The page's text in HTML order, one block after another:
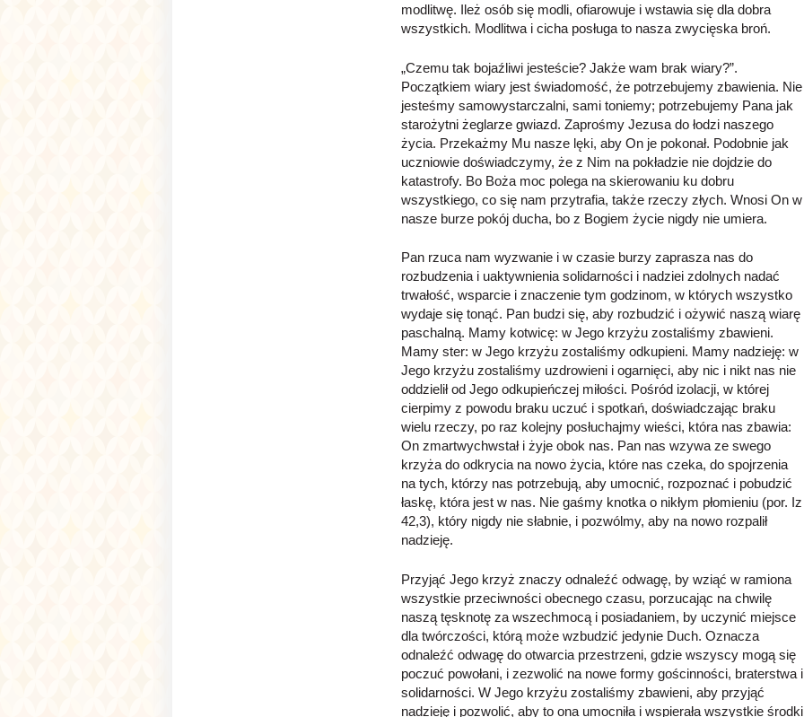
modlitwę. Ileż osób się modli, ofiarowuje i wstawia się dla dobra
wszystkich. Modlitwa i cicha posługa to nasza zwycięska broń.
„Czemu tak bojaźliwi jesteście? Jakże wam brak wiary?”.
Początkiem wiary jest świadomość, że potrzebujemy zbawienia. Nie
jesteśmy samowystarczalni, sami toniemy; potrzebujemy Pana jak
starożytni żeglarze gwiazd. Zaprośmy Jezusa do łodzi naszego
życia. Przekażmy Mu nasze lęki, aby On je pokonał. Podobnie jak
uczniowie doświadczymy, że z Nim na pokładzie nie dojdzie do
katastrofy. Bo Boża moc polega na skierowaniu ku dobru
wszystkiego, co się nam przytrafia, także rzeczy złych. Wnosi On w
nasze burze pokój ducha, bo z Bogiem życie nigdy nie umiera.
Pan rzuca nam wyzwanie i w czasie burzy zaprasza nas do
rozbudzenia i uaktywnienia solidarności i nadziei zdolnych nadać
trwałość, wsparcie i znaczenie tym godzinom, w których wszystko
wydaje się tonąć. Pan budzi się, aby rozbudzić i ożywić naszą wiarę
paschalną. Mamy kotwicę: w Jego krzyżu zostaliśmy zbawieni.
Mamy ster: w Jego krzyżu zostaliśmy odkupieni. Mamy nadzieję: w
Jego krzyżu zostaliśmy uzdrowieni i ogarnięci, aby nic i nikt nas nie
oddzielił od Jego odkupieńczej miłości. Pośród izolacji, w której
cierpimy z powodu braku uczuć i spotkań, doświadczając braku
wielu rzeczy, po raz kolejny posłuchajmy wieści, która nas zbawia:
On zmartwychwstał i żyje obok nas. Pan nas wzywa ze swego
krzyża do odkrycia na nowo życia, które nas czeka, do spojrzenia
na tych, którzy nas potrzebują, aby umocnić, rozpoznać i pobudzić
łaskę, która jest w nas. Nie gaśmy knotka o nikłym płomieniu (por. Iz
42,3), który nigdy nie słabnie, i pozwólmy, aby na nowo rozpalił
nadzieję.
Przyjąć Jego krzyż znaczy odnaleźć odwagę, by wziąć w ramiona
wszystkie przeciwności obecnego czasu, porzucając na chwilę
naszą tęsknotę za wszechmocą i posiadaniem, by uczynić miejsce
dla twórczości, którą może wzbudzić jedynie Duch. Oznacza
odnaleźć odwagę do otwarcia przestrzeni, gdzie wszyscy mogą się
poczuć powołani, i zezwolić na nowe formy gościnności, braterstwa i
solidarności. W Jego krzyżu zostaliśmy zbawieni, aby przyjąć
nadzieję i pozwolić, aby to ona umocniła i wspierała wszystkie środki